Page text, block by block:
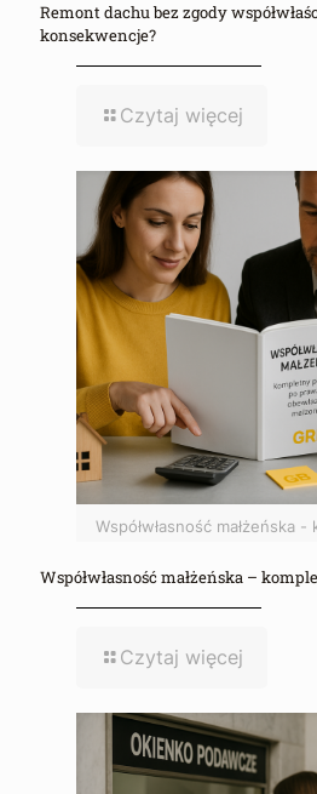
Remont dachu bez zgody
konsekwencje?
Czytaj więcej
Współwłasność małżeńska
Współwłasność małżeńska –
Czytaj więcej